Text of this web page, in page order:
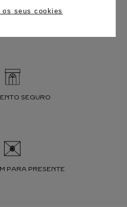
os seus cookies
SEGURO
PARA PRESENTE